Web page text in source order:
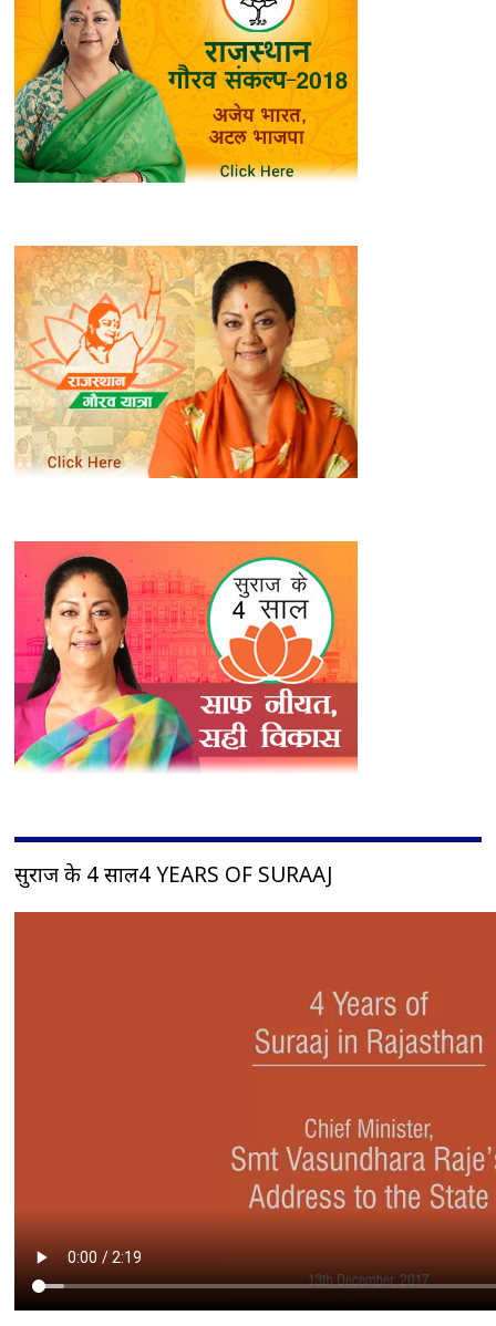
सुराज के 4 साल4 YEARS OF SURAAJ